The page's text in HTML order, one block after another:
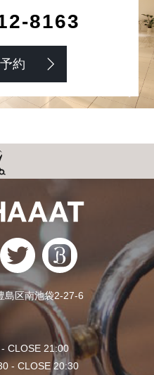
8163
約
島区南池袋2-27-6
CLOSE 21:00
- CLOSE 20:30